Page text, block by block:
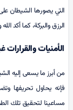
التي يصورها الشيطان
الرزق والبركة، كما أكد
الأمنيات والقرارات
من أبرز ما يسعى إليه
فإنه يحاول تحريفها
مساعينا لتحقيق تلك